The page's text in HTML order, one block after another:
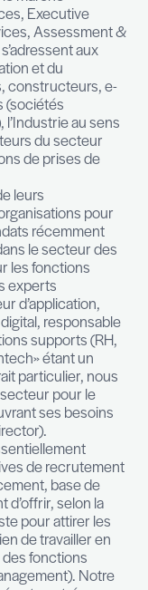
mots THE
de recrutement
Le cabinet
sur le marché
services,
services,
et du
(sociétés
Les acteurs du
solutions de
lors de leurs
leurs
(mandats
CEO dans le
pour les
les experts
digital,
fonctions
«Cleantech»
un attrait
ce secteur